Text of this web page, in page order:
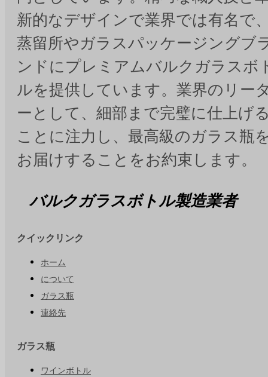
新的なデザインで業界では有名で
蒸留所やガラスパッケージングブ
ンドにプレミアムバルクガラスボ
ルを提供しています。業界のリー
ーとして、細部まで完璧に仕上げ
ことに注力し、最高級のガラス瓶
お届けすることをお約束します。
バルクガラスボトル製造業者
クイックリンク
ホーム
について
ガラス瓶
連絡先
ガラス瓶
ワインボトル